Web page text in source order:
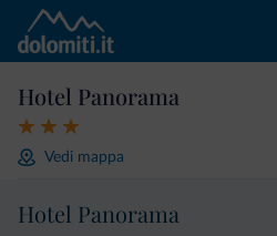
Hotel Panorama
Vedi mappa
Hotel Panorama